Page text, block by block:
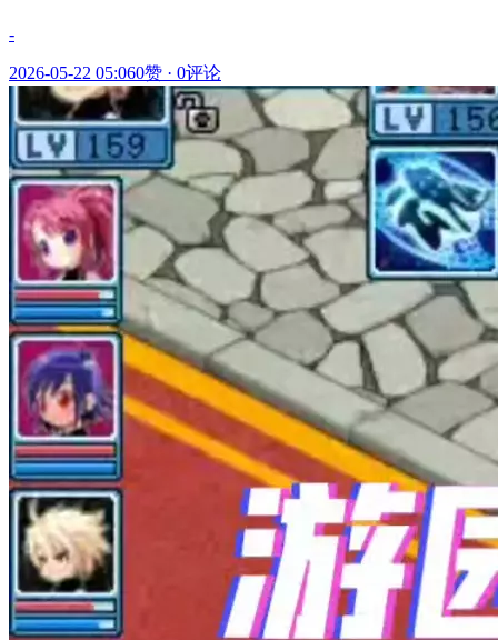
-
2026-05-22 05:060赞 · 0评论